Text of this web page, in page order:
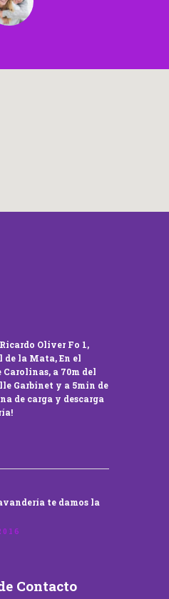
Oliver Fo 1,
de la Mata, En el
a 70m del
Garbinet y a 5min de
de carga y descarga
te damos la
Contacto